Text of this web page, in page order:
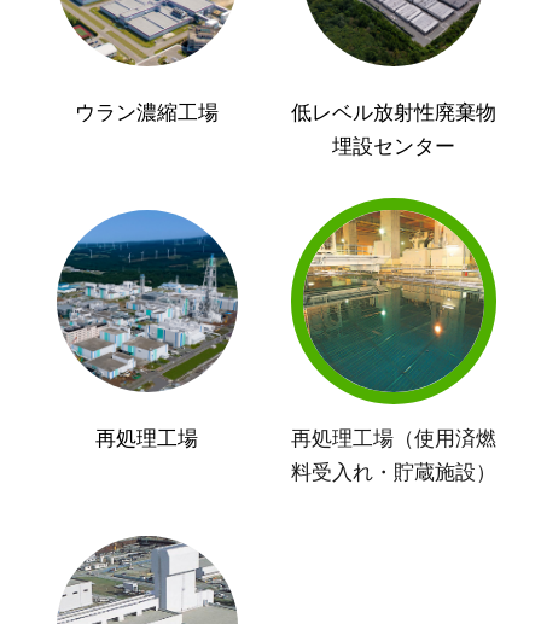
ウラン濃縮工場
低レベル放射性廃棄物
埋設センター
再処理工場
再処理工場（使用済燃
料受入れ・貯蔵施設）